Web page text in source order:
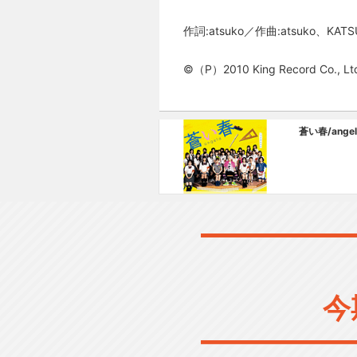
作詞:atsuko／作曲:atsuko、
©（P）2010 King Record Co.,
蒼い春/